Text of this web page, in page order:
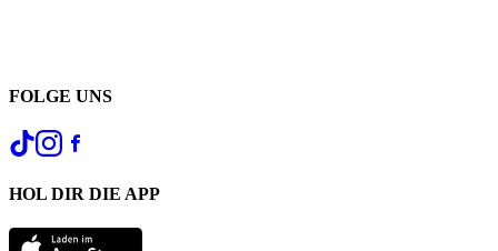
FOLGE UNS
HOL DIR DIE APP